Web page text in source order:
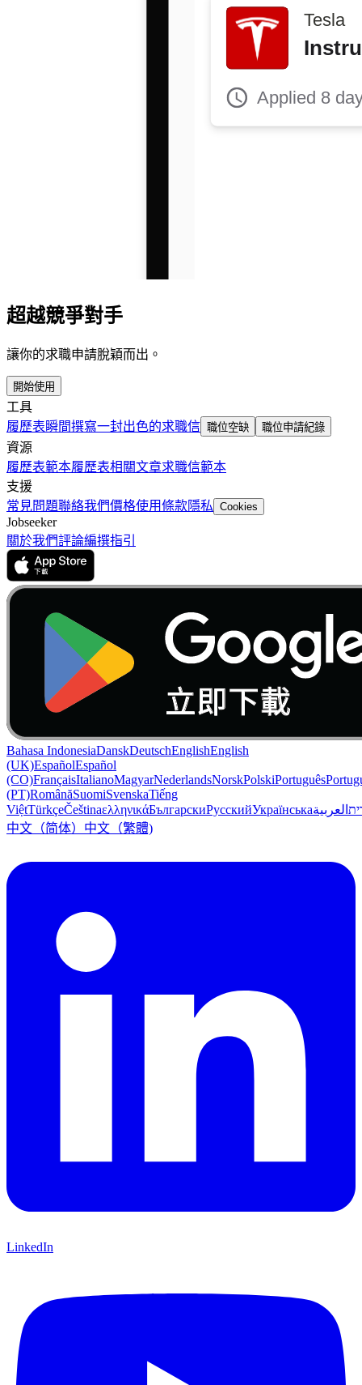
超越競爭對手
讓你的求職申請脫穎而出。
開始使用
工具
履歷表瞬間撰寫一封出色的求職信 職位空缺 職位申請紀錄
資源
履歷表範本履歷表相關文章求職信範本
支援
常見問題聯絡我們價格使用條款隱私 Cookies
Jobseeker
關於我們評論編撰指引
Bahasa IndonesiaDanskDeutschEnglishEnglish
(UK)EspañolEspañol
(CO)FrançaisItalianoMagyarNederlandsNorskPolskiPortuguês
(PT)RomânăSuomiSvenskaTiếng
ViệtTürkçeČeštinaελληνικάБългарскиРусскийУкраїнськаالعربية
中文（简体） 中文（繁體)
LinkedIn